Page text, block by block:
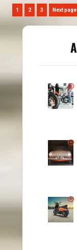
Pagination
des
publications
Page
1 Page
2 Page
3 Next page